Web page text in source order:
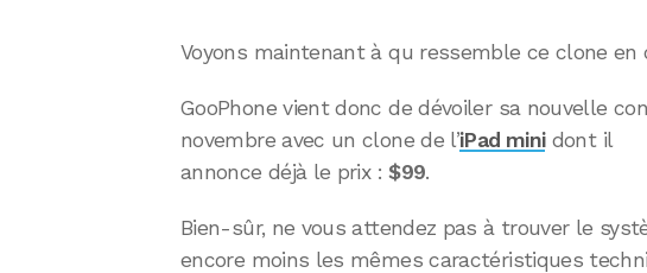
Voyons maintenant à qu ressemble ce clone en
GooPhone vient donc de dévoiler sa nouvelle
novembre avec un clone de l’iPad minidont il
annonce déjà le prix :$99.
Bien-sûr, ne vous attendez pas à trouver le
encore moins les mêmes caractéristiques